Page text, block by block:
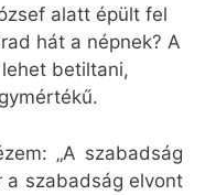
alatt épült fel
hát a népnek? A
betiltani,
„A szabadság
a szabadság elvont